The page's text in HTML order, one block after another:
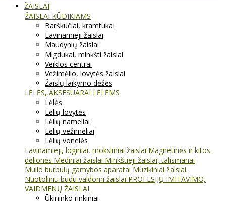
ŽAISLAI
ŽAISLAI KŪDIKIAMS
Barškučiai, kramtukai
Lavinamieji žaislai
Maudynių žaislai
Migdukai, minkšti žaislai
Veiklos centrai
Vežimėlio, lovytės žaislai
Žaislų laikymo dėžės
LĖLĖS, AKSESUARAI LĖLĖMS
Lėlės
Lėlių lovytės
Lėlių nameliai
Lėlių vežimėliai
Lėlių vonelės
Lavinamieji, loginiai, moksliniai žaislai Magnetinės ir kitos
dėlionės Mediniai žaislai Minkštieji žaislai, talismanai
Muilo burbulų gamybos aparatai Muzikiniai žaislai
Nuotoliniu būdu valdomi žaislai PROFESIJŲ IMITAVIMO,
VAIDMENŲ ŽAISLAI
Ūkininko rinkiniai